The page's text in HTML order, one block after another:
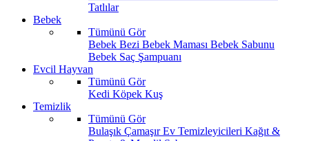
Tatlılar
Bebek
Tümünü Gör
Bebek Bezi Bebek Maması Bebek Sabunu
Bebek Saç Şampuanı
Evcil Hayvan
Tümünü Gör
Kedi Köpek Kuş
Temizlik
Tümünü Gör
Bulaşık ÇamaşırEv Temizleyicileri Kağıt &